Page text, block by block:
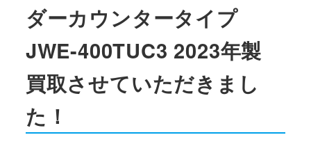
ダーカウンタータイプ
JWE-400TUC3 2023年製
買取させていただきまし
た！